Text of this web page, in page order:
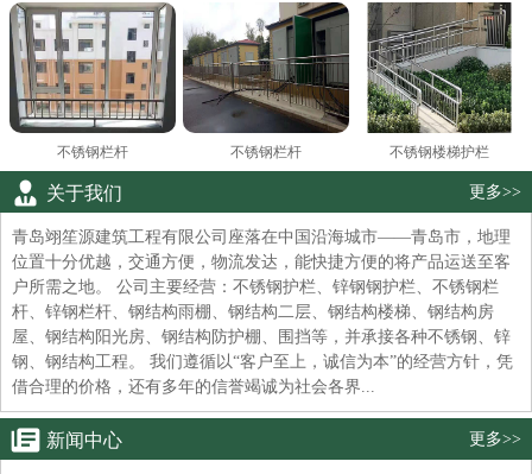
不锈钢栏杆 不锈钢栏杆 不锈钢楼梯护栏
关于我们 更多>>
青岛翊笙源建筑工程有限公司座落在中国沿海城市——青岛市，地理
位置十分优越，交通方便，物流发达，能快捷方便的将产品运送至客
户所需之地。 公司主要经营：不锈钢护栏、锌钢钢护栏、不锈钢栏
杆、锌钢栏杆、钢结构雨棚、钢结构二层、钢结构楼梯、钢结构房
屋、钢结构阳光房、钢结构防护棚、围挡等，并承接各种不锈钢、锌
钢、钢结构工程。 我们遵循以“客户至上，诚信为本”的经营方针，凭
借合理的价格，还有多年的信誉竭诚为社会各界...
新闻中心 更多>>